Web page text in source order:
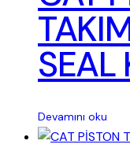
SEAL
Devamını oku